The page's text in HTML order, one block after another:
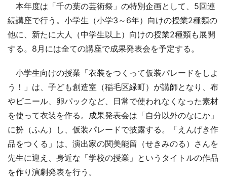
本年度は「千の葉の芸術祭」の特別企画として、5回連
続講座で行う。小学生（小学3～6年）向けの授業2種類の
他に、新たに大人（中学生以上）向けの授業2種類も展開
する。8月には全ての講座で成果発表会を予定する。
小学生向けの授業「衣装をつくって仮装パレードをしよ
う！」は、子ども創造室（稲毛区緑町）が講師となり、布
やビニール、卵パックなど、日常で使われなくなった素材
を使って衣装を作る。成果発表会は「自分以外のなにか」
に扮（ふん）し、仮装パレードで披露する。「えんげき作
品をつくる」は、演出家の関美能留（せきみのる）さんを
先生に迎え、身近な「学校の授業」というタイトルの作品
を作り演劇発表を行う。